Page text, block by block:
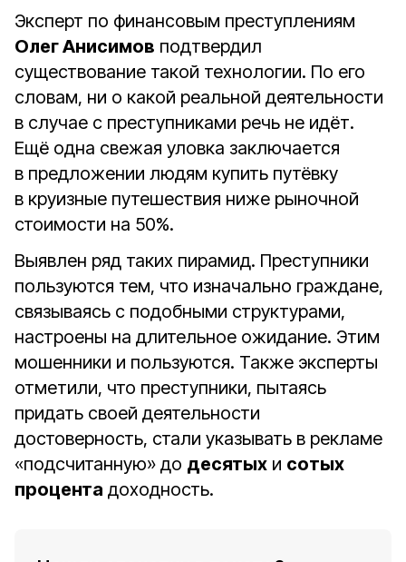
Эксперт по финансовым преступлениям
Олег Анисимов подтвердил
существование такой технологии. По его
словам, ни о какой реальной деятельности
в случае с преступниками речь не идёт.
Ещё одна свежая уловка заключается
в предложении людям купить путёвку
в круизные путешествия ниже рыночной
стоимости на 50%.
Выявлен ряд таких пирамид. Преступники
пользуются тем, что изначально граждане,
связываясь с подобными структурами,
настроены на длительное ожидание. Этим
мошенники и пользуются. Также эксперты
отметили, что преступники, пытаясь
придать своей деятельности
достоверность, стали указывать в рекламе
«подсчитанную» до десятых и сотых
процента доходность.